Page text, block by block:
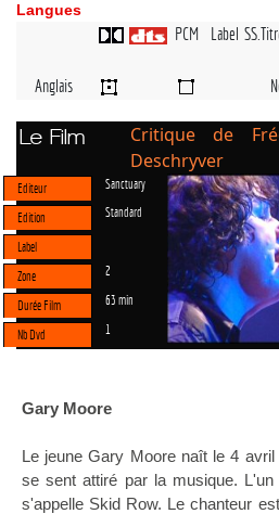
Langues
PCM Label
Anglais
Le Film
Critique de
Deschryver
Editeur Sanctuary
Edition Standard
Label
Zone
2
Durée Film 63 min
Nb Dvd 1
Gary Moore
Le jeune Gary Moore naît le 4
se sent attiré par la musique.
s'appelle Skid Row. Le chanteur